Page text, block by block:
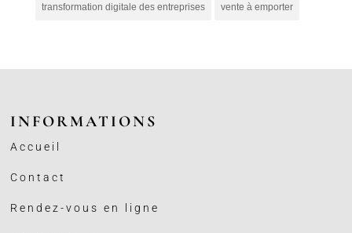
transformation digitale des entreprises vente à emporter
INFORMATIONS
Accueil
Contact
Rendez-vous en ligne